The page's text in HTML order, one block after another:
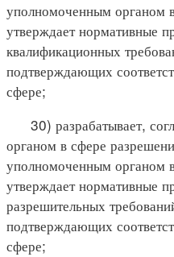
уполномоченным органом
утверждает нормативные
квалификационных
подтверждающих
сфере;
30) разрабатывает,
органом в сфере
уполномоченным органом
утверждает нормативные
разрешительных
подтверждающих
сфере;